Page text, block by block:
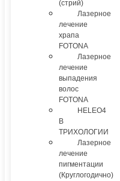
(стрий)
Лазерное
лечение
храпа
FOTONA
Лазерное
лечение
выпадения
волос
FOTONA
HELEO4
В
ТРИХОЛОГИИ
Лазерное
лечение
пигментации
(Круглогодично)